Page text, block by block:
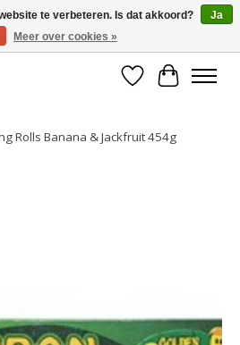
fast shipping!
Verlanglijst
Rolls Banana & Jackfruit 454g
te verbeteren. Is dat akkoord?
Ja
Meer over cookies »